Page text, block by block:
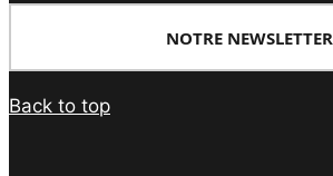
NOTRE NEWSLETTER
Back to top